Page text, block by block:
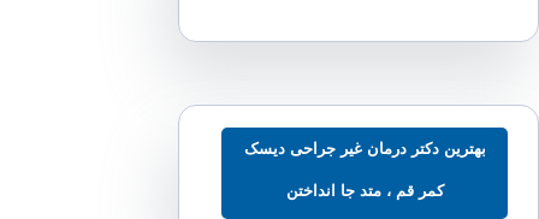
دکتر درمان غیر جراحی دیسک
کمر قم ، متد جا انداختن